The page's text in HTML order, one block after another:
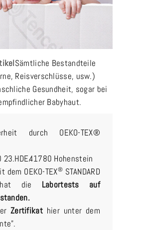
Sämtliche Bestandteile
Reisverschlüsse, usw.)
Gesundheit, sogar bei
Babyhaut.
durch OEKO-TEX®
Hohenstein
OEKO-TEX®STANDARD
die Labortests auf
Zertifikathier unter dem